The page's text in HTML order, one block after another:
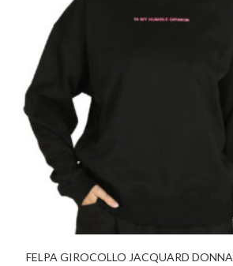
FELPA GIROCOLLO JACQUARD DONNA